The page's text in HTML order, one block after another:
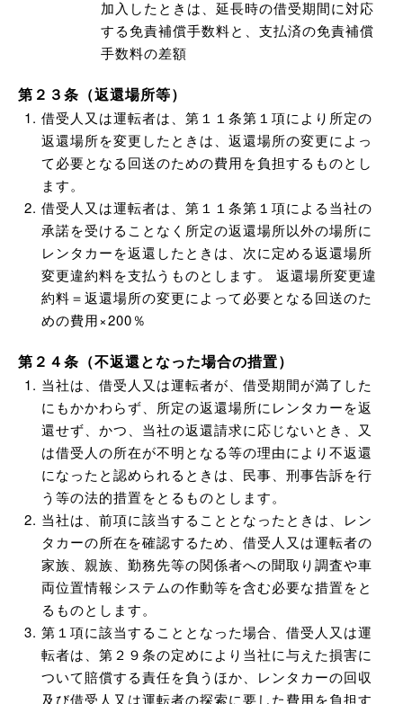
加入したときは、延長時の借受期間に対応
する免責補償手数料と、支払済の免責補償
手数料の差額
第２３条（返還場所等）
借受人又は運転者は、第１１条第１項により所定の
返還場所を変更したときは、返還場所の変更によっ
て必要となる回送のための費用を負担するものとし
ます。
借受人又は運転者は、第１１条第１項による当社の
承諾を受けることなく所定の返還場所以外の場所に
レンタカーを返還したときは、次に定める返還場所
変更違約料を支払うものとします。 返還場所変更違
約料＝返還場所の変更によって必要となる回送のた
めの費用×200％
第２４条（不返還となった場合の措置）
当社は、借受人又は運転者が、借受期間が満了した
にもかかわらず、所定の返還場所にレンタカーを返
還せず、かつ、当社の返還請求に応じないとき、又
は借受人の所在が不明となる等の理由により不返還
になったと認められるときは、民事、刑事告訴を行
う等の法的措置をとるものとします。
当社は、前項に該当することとなったときは、レン
タカーの所在を確認するため、借受人又は運転者の
家族、親族、勤務先等の関係者への聞取り調査や車
両位置情報システムの作動等を含む必要な措置をと
るものとします。
第１項に該当することとなった場合、借受人又は運
転者は、第２９条の定めにより当社に与えた損害に
ついて賠償する責任を負うほか、レンタカーの回収
及び借受人又は運転者の探索に要した費用を負担す